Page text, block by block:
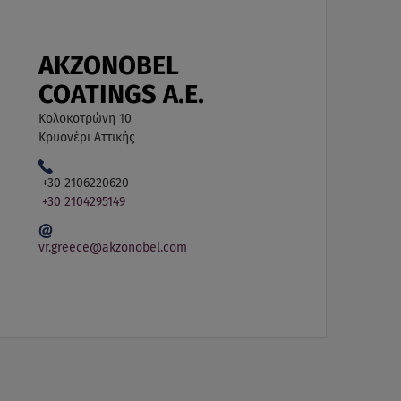
AKZONOBEL
COATINGS A.E.
Κολοκοτρώνη 10
Κρυονέρι Αττικής
+30 2106220620
+30 2104295149
vr.greece@akzonobel.com